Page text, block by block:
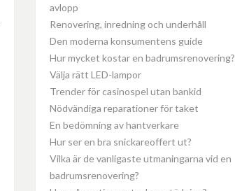
avlopp
Renovering, inredning och underhåll
Den moderna konsumentens guide
Hur mycket kostar en badrumsrenovering?
Välja rätt LED-lampor
Trender för casinospel utan bankid
Nödvändiga reparationer för taket
En bedömning av hantverkare
Hur ser en bra snickareoffert ut?
Vilka är de vanligaste utmaningarna vid en
badrumsrenovering?